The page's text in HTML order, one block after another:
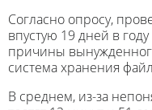
Согласно опросу,
впустую 19 дней в
причины
система хранения
В среднем, из-за